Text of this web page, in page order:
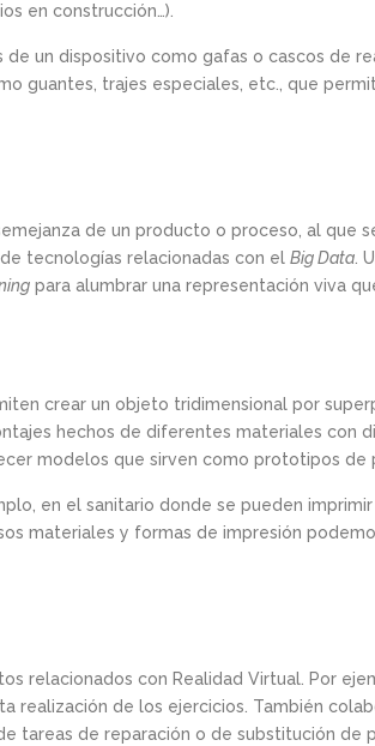
en construcción…).
un dispositivo como gafas o cascos de
guantes, trajes especiales, etc., que
de un producto o proceso, al que
tecnologías relacionadas con el Big Data.
para alumbrar una representación viva
crear un objeto tridimensional por
hechos de diferentes materiales con
modelos que sirven como prototipos de
en el sanitario donde se pueden
materiales y formas de impresión
relacionados con Realidad Virtual. Por
realización de los ejercicios. También
tareas de reparación o de substitución de